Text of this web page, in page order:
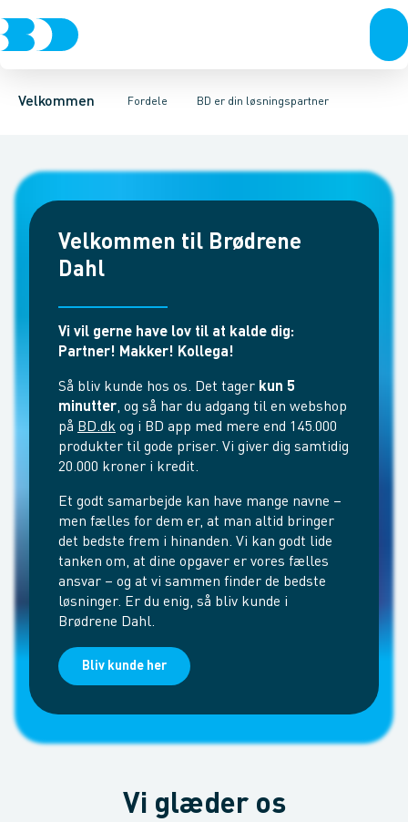
Velkommen Fordele
ProdukterKontaktBæredygtighedBD+
BD er din løsningspartner
Kampagner og messerProdukter i fokus24-7BD app
Velkommen til Brødrene
Dahl
Vi vil gerne have lov til at kalde dig:
Partner! Makker! Kollega!
Så bliv kunde hos os. Det tager kun 5
minutter, og så har du adgang til en webshop
på BD.dk og i BD app med mere end 145.000
produkter til gode priser. Vi giver dig samtidig
20.000 kroner i kredit.
Et godt samarbejde kan have mange navne –
men fælles for dem er, at man altid bringer
det bedste frem i hinanden. Vi kan godt lide
tanken om, at dine opgaver er vores fælles
ansvar – og at vi sammen finder de bedste
løsninger. Er du enig, så bliv kunde i
Brødrene Dahl.
Bliv kunde her
Vi glæder os